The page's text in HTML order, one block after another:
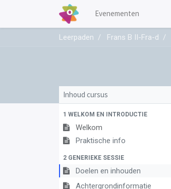
Evenementen
Leerpaden Frans B II-Fra-d
Inhoud cursus
1 WELKOM EN INTRODUCTIE
Welkom
Praktische info
2 GENERIEKE SESSIE
Doelen en inhouden
Achtergrondinformatie